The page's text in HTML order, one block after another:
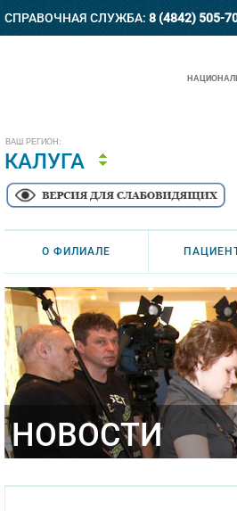
СПРАВОЧНАЯ СЛУЖБА: 8 (4842) 505-
ВАШ РЕГИОН:
КАЛУГА
О ФИЛИАЛЕ
НОВОСТИ